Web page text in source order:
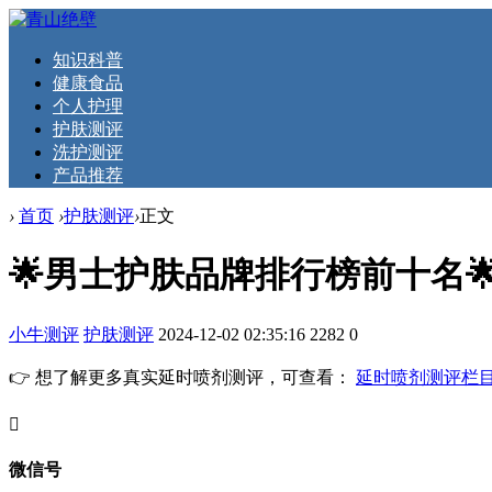
知识科普
健康食品
个人护理
护肤测评
洗护测评
产品推荐
› 首页 ›护肤测评›正文
🌟男士护肤品牌排行榜前十名
小牛测评 护肤测评 2024-12-02 02:35:16 2282 0
👉 想了解更多真实延时喷剂测评，可查看： 延时喷剂测评栏
󦘖
微信号